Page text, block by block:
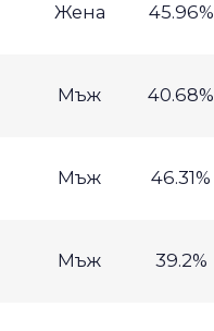
Жена 45.96%
Мъж 40.68%
Мъж 46.31%
Мъж 39.2%